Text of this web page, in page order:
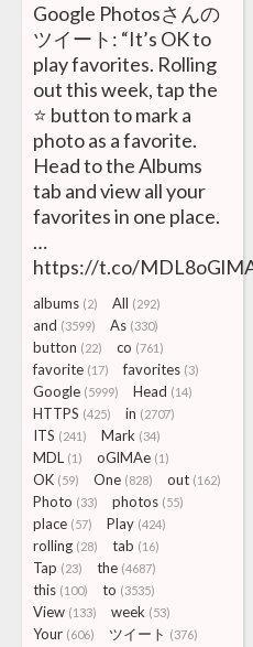
Google Photosさんの
ツイート: “It’s OK to
play favorites. Rolling
out this week, tap the
⭐️ button to mark a
photo as a favorite.
Head to the Albums
tab and view all your
favorites in one place.
…
https://t.co/
albums (2) All (292)
and (3599) As (330)
button (22) co (761)
favorite (17) favorites (3)
Google (5999) Head (14)
HTTPS (425) in (2707)
ITS (241) Mark (34)
MDL (1) oGlMAe (1)
OK (59) One (828) out (162)
Photo (33) photos (55)
place (57) Play (424)
rolling (28) tab (16)
Tap (23) the (4687)
this (100) to (3535)
View (133) week (53)
Your (606) ツイート (376)